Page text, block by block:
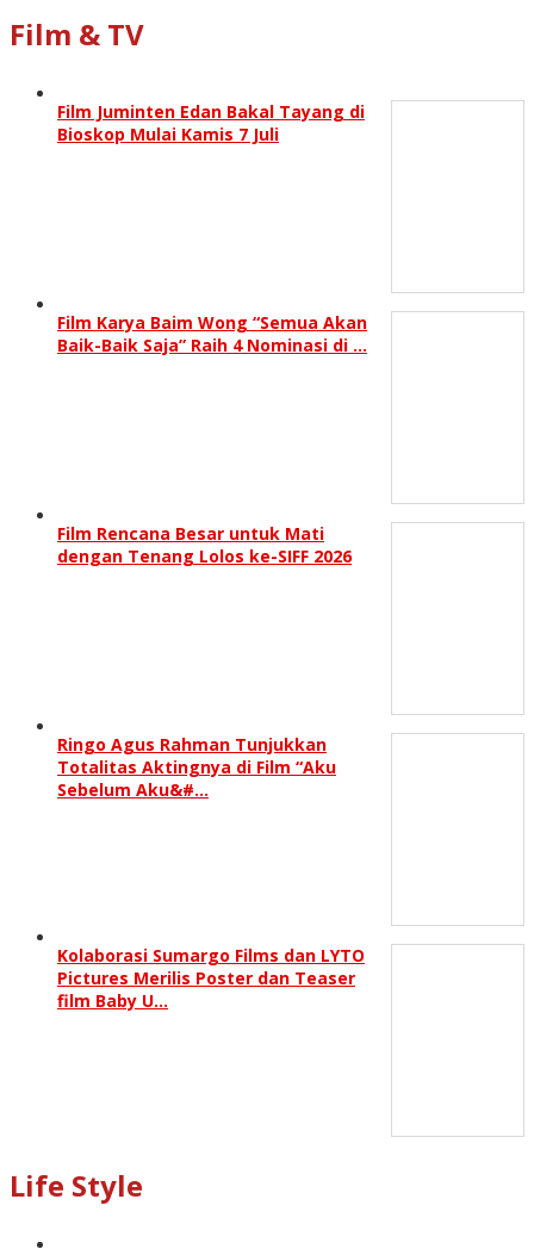
Film & TV
Film Juminten Edan Bakal Tayang di
Bioskop Mulai Kamis 7 Juli
Film Karya Baim Wong “Semua Akan
Baik-Baik Saja” Raih 4 Nominasi di …
Film Rencana Besar untuk Mati
dengan Tenang Lolos ke-SIFF 2026
Ringo Agus Rahman Tunjukkan
Totalitas Aktingnya di Film “Aku
Sebelum Aku&#…
Kolaborasi Sumargo Films dan LYTO
Pictures Merilis Poster dan Teaser
film Baby U…
Life Style